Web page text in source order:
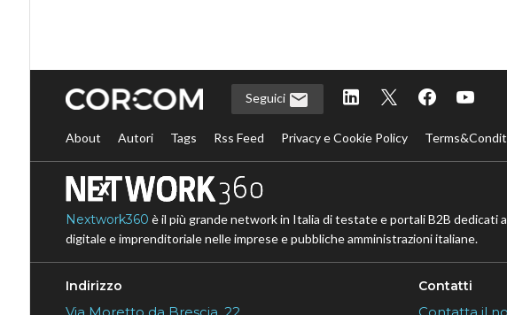
Seguici
About Autori Tags Rss Feed Privacy e Cookie Policy
Nextwork360 è il più grande network in Italia di testate e portali B2B dedicati
digitale e imprenditoriale nelle imprese e pubbliche amministrazioni italiane.
Indirizzo
Via Moretto da Brescia, 22
Contatti
Contatta il